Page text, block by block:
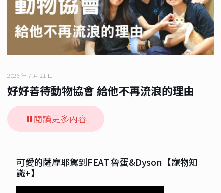
2026 年 7 月 21 日
好好善待動物協會 給他不再流浪的理由
閱讀更多內容
可愛的薩摩耶駕到FEAT 魯蛋&Dyson【寵物知
識+】